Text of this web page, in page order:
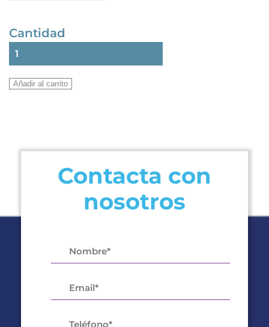
Cantidad
SPLIT
MITSUBISHI
SMART
Añadir al carrito
Contacta con
nosotros